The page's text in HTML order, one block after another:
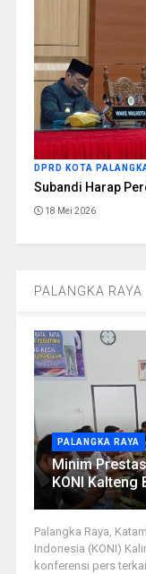
DPRD KOTA
Subandi Harap
18 Mei 2026
PALANGKA RAYA
PALANGKA RAYA
Minim
KONI Kalteng
Palangka Raya,
Indonesia (KONI)
konferensi pers